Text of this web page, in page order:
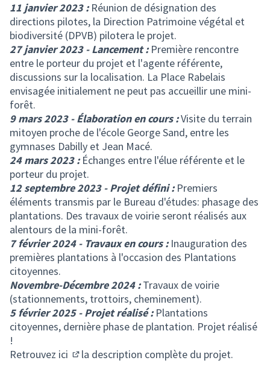
11 janvier 2023 :Réunion de désignation des
directions pilotes, la Direction Patrimoine végétal et
biodiversité (DPVB) pilotera le projet.
27 janvier 2023 - Lancement :Première rencontre
entre le porteur du projet et l'agente référente,
discussions sur la localisation. La Place Rabelais
envisagée initialement ne peut pas accueillir une mini-
forêt.
9 mars 2023 - Élaboration en cours :Visite du terrain
mitoyen proche de l'école George Sand, entre les
gymnases Dabilly et Jean Macé.
24 mars 2023 :Échanges entre l'élue référente et le
porteur du projet.
12 septembre 2023 - Projet défini :Premiers
éléments transmis par le Bureau d'études: phasage des
plantations. Des travaux de voirie seront réalisés aux
alentours de la mini-forêt.
7 février 2024 - Travaux en cours :Inauguration des
premières plantations à l'occasion des Plantations
citoyennes.
Novembre-Décembre 2024 :Travaux de voirie
(stationnements, trottoirs, cheminement).
5 février 2025 - Projet réalisé : Plantations
citoyennes, dernière phase de plantation. Projet réalisé
!
Retrouvez ici
(S'ouvre dans un nouvel onglet)
la description complète du projet.